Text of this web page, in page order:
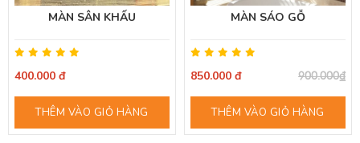
MÀN SÂN KHẤU
400.000 đ
THÊM VÀO GIỎ HÀNG
MÀN SÁO GỖ
850.000 đ 900.000₫
THÊM VÀO GIỎ HÀNG